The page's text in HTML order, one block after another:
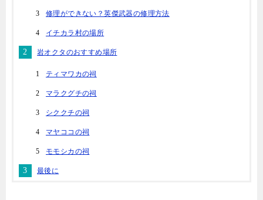
修理ができない？英傑武器の修理方法
イチカラ村の場所
岩オクタのおすすめ場所
ティマワカの祠
マラクグチの祠
シククチの祠
マヤココの祠
モモシカの祠
最後に